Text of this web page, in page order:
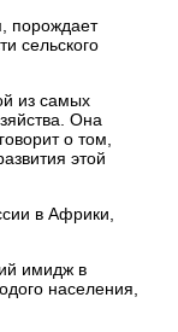
порождает
сельского
из самых
Она
о том,
этой
в Африки,
имидж в
населения,